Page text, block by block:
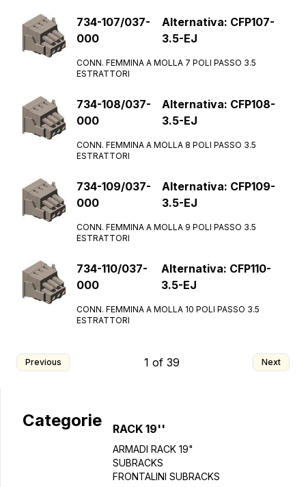
Telefono
Email
Ruolo
Note
Consenso profilazione Consenso terze parti
734-107/037-
000
Alternativa: CFP107-
3.5-EJ
CONN. FEMMINA A MOLLA 7 POLI PASSO 3.5
ESTRATTORI
734-108/037-
000
Alternativa: CFP108-
3.5-EJ
CONN. FEMMINA A MOLLA 8 POLI PASSO 3.5
ESTRATTORI
734-109/037-
000
Alternativa: CFP109-
3.5-EJ
CONN. FEMMINA A MOLLA 9 POLI PASSO 3.5
ESTRATTORI
734-110/037-
000
Alternativa: CFP110-
3.5-EJ
CONN. FEMMINA A MOLLA 10 POLI PASSO 3.5
ESTRATTORI
Previous 1 of 39 Next
Categorie RACK 19''
ARMADI RACK 19"
SUBRACKS
FRONTALINI SUBRACKS